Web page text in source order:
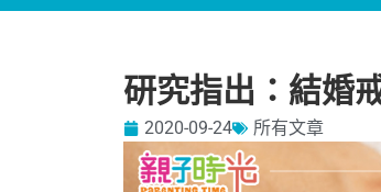
研究指出：結婚
2020-09-24 所有文章